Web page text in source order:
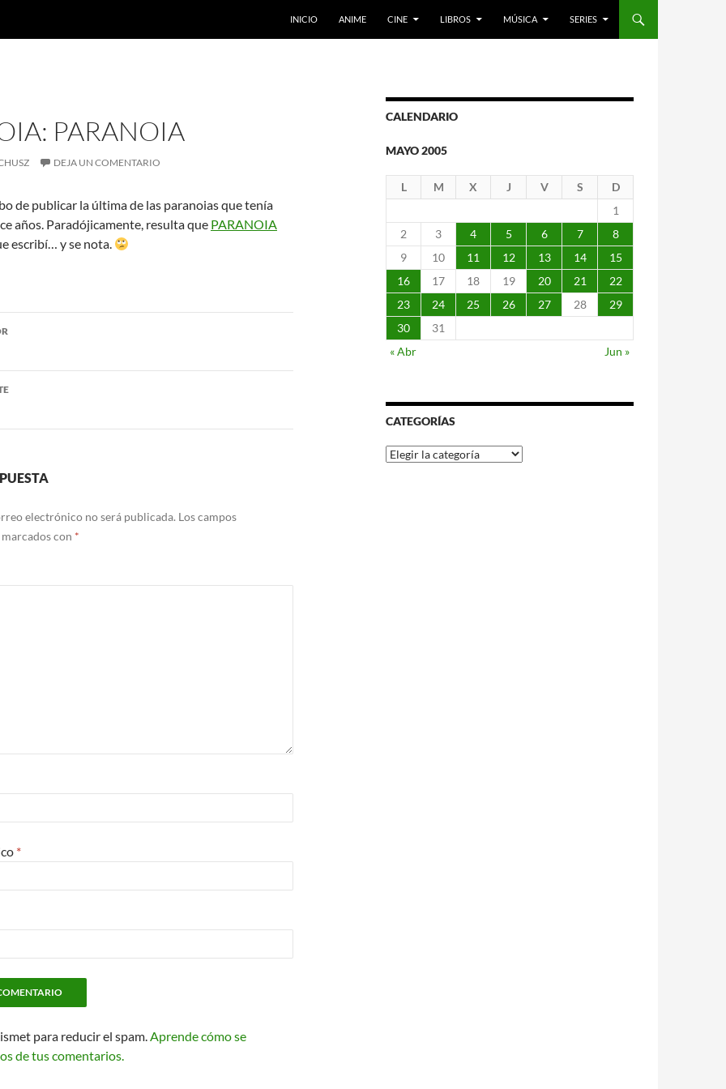
INICIO ANIME CINE LIBROS MÚSICA SERIES
PARANOIA
DEJA UN COMENTARIO
de publicar la última de las paranoias que tenía
años. Paradójicamente, resulta que PARANOIA
escribí… y se nota.
electrónico no será publicada. Los campos
con *
*
para reducir el spam.Aprende cómo se
de tus comentarios.
CALENDARIO
MAYO 2005
L M X J V S
D
1
2
3 4 5 6 7
8
9
10 11 12 13 14
15
16
17 18 19 20 21
22
23
24 25 26 27 28
29
30
31
« Abr
Jun »
CATEGORÍAS
Categorías